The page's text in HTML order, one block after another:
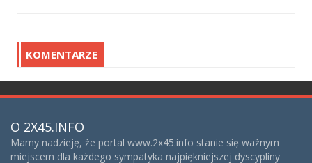
KOMENTARZE
O 2X45.INFO
Mamy nadzieję, że portal www.2x45.info stanie się ważnym
miejscem dla każdego sympatyka najpiękniejszej dyscypliny